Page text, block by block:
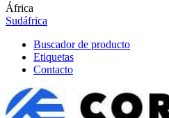
África
Sudáfrica
Buscador de producto
Etiquetas
Contacto